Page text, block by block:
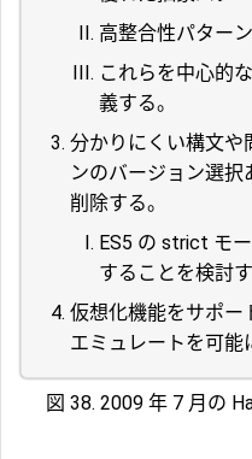
高整合性パターン
これらを中心的
義する。
分かりにくい構文や
ンのバージョン選
削除する。
ES5 の strict モ
することを検討す
仮想化機能をサポー
エミュレートを可能
図 38. 2009 年 7 月の